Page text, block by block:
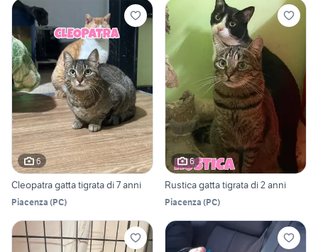
6
Cleopatra gatta tigrata di 7 anni
Piacenza (PC)
6
Rustica gatta tigrata di 2 anni
Piacenza (PC)